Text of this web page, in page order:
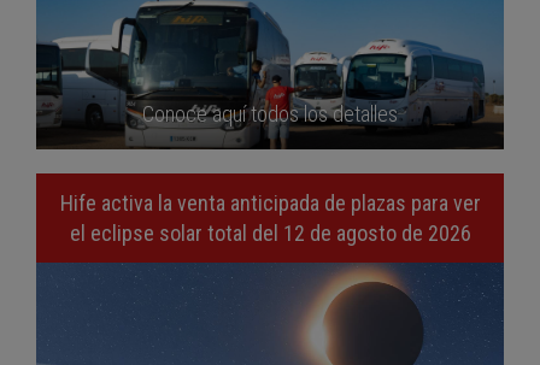
Conoce aquí todos los detalles
Hife activa la venta anticipada de plazas para ver
el eclipse solar total del 12 de agosto de 2026